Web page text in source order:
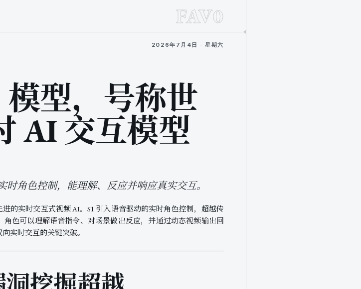
FAV0
2026年7月4日 · 星期六
模型，号称世
AI 交互模型
角色控制，能理解、反应并响应真实交互。
的实时交互式视频 AI。S1 引入语音驱动的实时角色控制，超越传
色可以理解语音指令、对场景做出反应，并通过动态视频输出回
实时交互的关键突破。